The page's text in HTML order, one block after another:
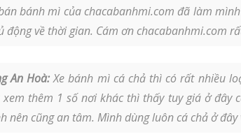
bánh mì của chacabanhmi.com đã làm
động về thời gian. Cám ơn chacabanhmi.com
An Hoà:Xe bánh mì cá chả thì có rất nhiều
thêm 1 số nơi khác thì thấy tuy giá ở
nên cũng an tâm. Mình dùng luôn cá chả ở